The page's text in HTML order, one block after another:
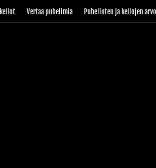
Vertaa puhelimia Puhelinten ja kellojen